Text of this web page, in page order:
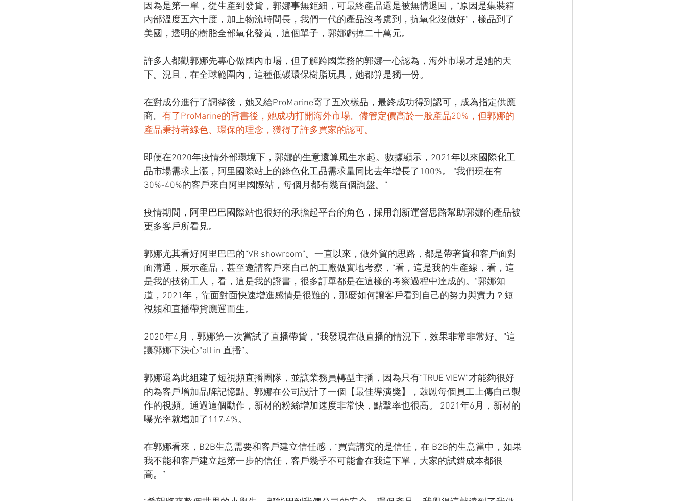
因為是第一單，從生產到發貨，郭娜事無鉅細，可最終產品還是被無情退回，“原因是集裝箱
內部溫度五六十度，加上物流時間長，我們一代的產品沒考慮到，抗氧化沒做好”，樣品到了
美國，透明的樹脂全部氧化發黃，這個單子，郭娜虧掉二十萬元。
許多人都勸郭娜先專心做國內市場，但了解跨國業務的郭娜一心認為，海外市場才是她的天
下。況且，在全球範圍內，這種低碳環保樹脂玩具，她都算是獨一份。
在對成分進行了調整後，她又給ProMarine寄了五次樣品，最終成功得到認可，成為指定供應
商。 有了ProMarine的背書後，她成功打開海外市場。儘管定價高於一般產品20%，但郭娜的
產品秉持著綠色、環保的理念，獲得了許多買家的認可。
即便在2020年疫情外部環境下，郭娜的生意還算風生水起。數據顯示，2021年以來國際化工
品市場需求上漲，阿里國際站上的綠色化工品需求量同比去年增長了100%。 “我們現在有
30%-40%的客戶來自阿里國際站，每個月都有幾百個詢盤。”
疫情期間，阿里巴巴國際站也很好的承擔起平台的角色，採用創新運營思路幫助郭娜的產品被
更多客戶所看見。
郭娜尤其看好阿里巴巴的“VR showroom”。一直以來，做外貿的思路，都是帶著貨和客戶面對
面溝通，展示產品，甚至邀請客戶來自己的工廠做實地考察，“看，這是我的生產線，看，這
是我的技術工人，看，這是我的證書，很多訂單都是在這樣的考察過程中達成的。”郭娜知
道，2021年，靠面對面快速增進感情是很難的，那麼如何讓客戶看到自己的努力與實力？短
視頻和直播帶貨應運而生。
2020年4月，郭娜第一次嘗試了直播帶貨，“我發現在做直播的情況下，效果非常非常好。”這
讓郭娜下決心“all in 直播”。
郭娜還為此組建了短視頻直播團隊，並讓業務員轉型主播，因為只有“TRUE VIEW”才能夠很好
的為客戶增加品牌記憶點。郭娜在公司設計了一個【最佳導演獎】，鼓勵每個員工上傳自己製
作的視頻。通過這個動作，新材的粉絲增加速度非常快，點擊率也很高。 2021年6月，新材的
曝光率就增加了117.4%。
在郭娜看來，B2B生意需要和客戶建立信任感，“買賣講究的是信任，在 B2B的生意當中，如果
我不能和客戶建立起第一步的信任，客戶幾乎不可能會在我這下單，大家的試錯成本都很
高。”